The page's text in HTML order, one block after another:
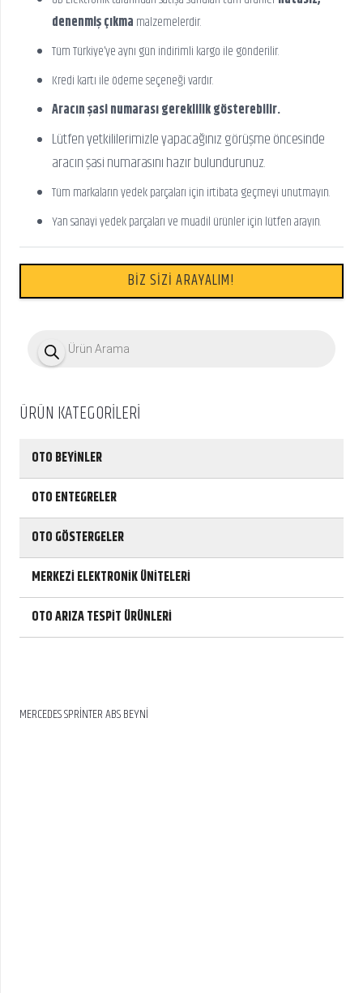
denenmiş çıkma malzemelerdir.
Tüm Türkiye’ye aynı gün indirimli kargo ile gönderilir.
Kredi kartı ile ödeme seçeneği vardır.
Aracın şasi numarası gereklilik gösterebilir.
Lütfen yetkililerimizle yapacağınız görüşme öncesinde
aracın şasi numarasını hazır bulundurunuz.
Tüm markaların yedek parçaları için irtibata geçmeyi unutmayın.
Yan sanayi yedek parçaları ve muadil ürünler için lütfen arayın.
BİZ SİZİ ARAYALIM!
t
r
ÜRÜN KATEGORİLERİ
OTO BEYİNLER
OTO ENTEGRELER
OTO GÖSTERGELER
MERKEZİ ELEKTRONİK ÜNİTELERİ
OTO ARIZA TESPİT ÜRÜNLERİ
MERCEDES SPRİNTER ABS BEYNİ